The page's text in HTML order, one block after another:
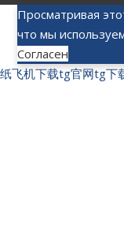
Просматривая
что мы
Согласен
纸飞机下载tg官网tg下